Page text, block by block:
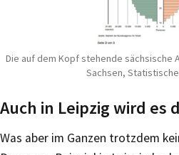
Die auf dem Kopf stehende sächsische
Sachsen,
Auch in Leipzig wird es
Was aber im Ganzen trotzdem